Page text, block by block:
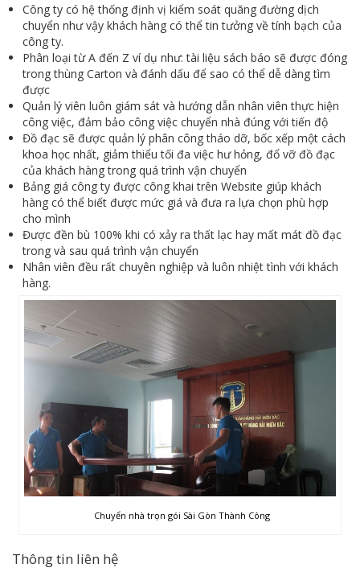
Công ty có hệ thống định vị kiểm soát quãng đường dịch
chuyển như vậy khách hàng có thể tin tưởng về tính bạch của
công ty.
Phân loại từ A đến Z ví dụ như: tài liệu sách báo sẽ được đóng
trong thùng Carton và đánh dấu để sao có thể dễ dàng tìm
được
Quản lý viên luôn giám sát và hướng dẫn nhân viên thực hiện
công việc, đảm bảo công việc chuyển nhà đúng với tiến độ
Đồ đạc sẽ được quản lý phân công tháo dỡ, bốc xếp một cách
khoa học nhất, giảm thiểu tối đa việc hư hỏng, đổ vỡ đồ đạc
của khách hàng trong quá trình vận chuyển
Bảng giá công ty được công khai trên Website giúp khách
hàng có thể biết được mức giá và đưa ra lựa chọn phù hợp
cho mình
Được đền bù 100% khi có xảy ra thất lạc hay mất mát đồ đạc
trong và sau quá trình vận chuyển
Nhân viên đều rất chuyên nghiệp và luôn nhiệt tình với khách
hàng.
Chuyển nhà trọn gói Sài Gòn Thành Công
Thông tin liên hệ